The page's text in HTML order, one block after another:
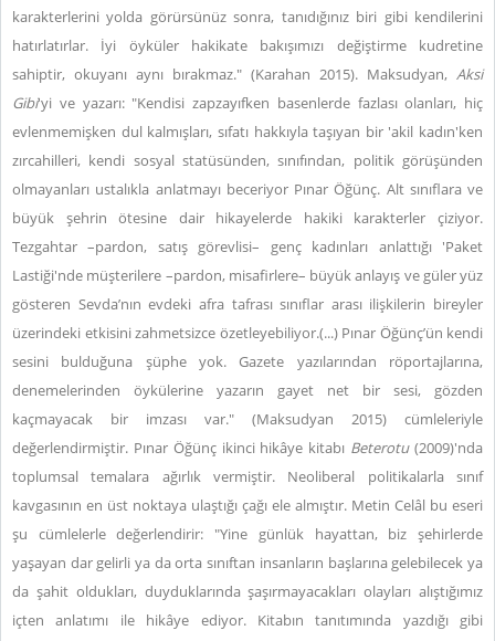
karakterlerini yolda görürsünüz sonra, tanıdığınız biri gibi kendilerini
hatırlatırlar. İyi öyküler hakikate bakışımızı değiştirme kudretine
sahiptir, okuyanı aynı bırakmaz." (Karahan 2015). Maksudyan, Aksi
Gibi'yi ve yazarı: "Kendisi zapzayıfken basenlerde fazlası olanları, hiç
evlenmemişken dul kalmışları, sıfatı hakkıyla taşıyan bir 'akil kadın'ken
zırcahilleri, kendi sosyal statüsünden, sınıfından, politik görüşünden
olmayanları ustalıkla anlatmayı beceriyor Pınar Öğünç. Alt sınıflara ve
büyük şehrin ötesine dair hikayelerde hakiki karakterler çiziyor.
Tezgahtar –pardon, satış görevlisi– genç kadınları anlattığı 'Paket
Lastiği'nde müşterilere –pardon, misafirlere– büyük anlayış ve güler yüz
gösteren Sevda’nın evdeki afra tafrası sınıflar arası ilişkilerin bireyler
üzerindeki etkisini zahmetsizce özetleyebiliyor.(...) Pınar Öğünç’ün kendi
sesini bulduğuna şüphe yok. Gazete yazılarından röportajlarına,
denemelerinden öykülerine yazarın gayet net bir sesi, gözden
kaçmayacak bir imzası var." (Maksudyan 2015) cümleleriyle
değerlendirmiştir. Pınar Öğünç ikinci hikâye kitabı Beterotu(2009)'nda
toplumsal temalara ağırlık vermiştir. Neoliberal politikalarla sınıf
kavgasının en üst noktaya ulaştığı çağı ele almıştır. Metin Celâl bu eseri
şu cümlelerle değerlendirir: "Yine günlük hayattan, biz şehirlerde
yaşayan dar gelirli ya da orta sınıftan insanların başlarına gelebilecek ya
da şahit oldukları, duyduklarında şaşırmayacakları olayları alıştığımız
içten anlatımı ile hikâye ediyor. Kitabın tanıtımında yazdığı gibi